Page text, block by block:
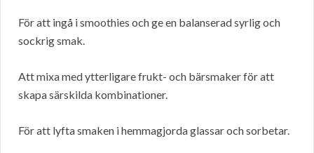
För att ingå i smoothies och ge en balanserad syrlig och
sockrig smak.
Att mixa med ytterligare frukt- och bärsmaker för att
skapa särskilda kombinationer.
För att lyfta smaken i hemmagjorda glassar och sorbetar.